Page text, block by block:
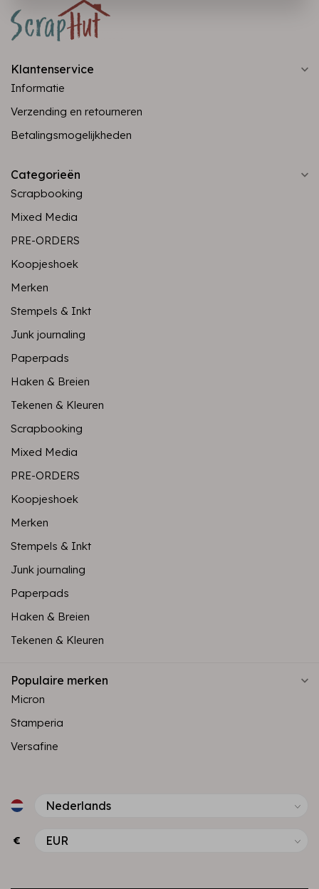
Klantenservice
Informatie
Verzending en retourneren
Betalingsmogelijkheden
Categorieën
Scrapbooking
Mixed Media
PRE-ORDERS
Koopjeshoek
Merken
Stempels & Inkt
Junk journaling
Paperpads
Haken & Breien
Tekenen & Kleuren
Scrapbooking
Mixed Media
PRE-ORDERS
Koopjeshoek
Merken
Stempels & Inkt
Junk journaling
Paperpads
Haken & Breien
Tekenen & Kleuren
Populaire merken
Micron
Stamperia
Versafine
€